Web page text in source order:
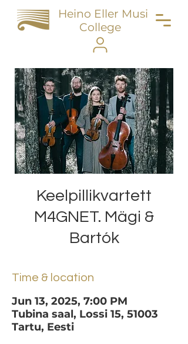
Heino Eller Music
College
Keelpillikvartett
M4GNET. Mägi &
Bartók
Time & location
Jun 13, 2025, 7:00 PM
Tubina saal, Lossi 15, 51003
Tartu, Eesti